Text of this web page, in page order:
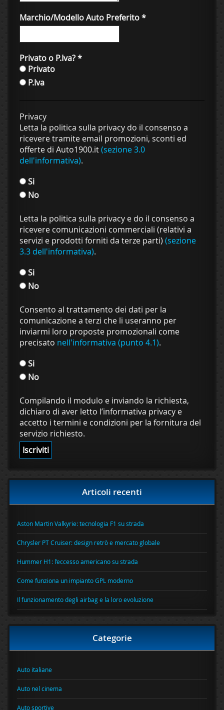
Marchio/Modello Auto Preferito*
Privato o P.Iva?*
Privato
P.Iva
Privacy
Letta la politica sulla privacy do il consenso a
ricevere tramite email promozioni, sconti ed
offerte di Auto1900.it(sezione 3.0
dell'informativa).
Si
No
Letta la politica sulla privacy e do il consenso a
ricevere comunicazioni commerciali (relativi a
servizi e prodotti forniti da terze parti) (sezione
3.3 dell'informativa).
Si
No
Consento al trattamento dei dati per la
comunicazione a terzi che li useranno per
inviarmi loro proposte promozionali come
precisato nell'informativa (punto 4.1).
Si
No
Compilando il modulo e inviando la richiesta,
dichiaro di aver letto l’informativa privacy e
accetto i termini e condizioni per la fornitura del
servizio richiesto.
Articoli recenti
Aston Martin Valkyrie: tecnologia F1 su strada
Chrysler PT Cruiser: design retrò e mercato globale
Hummer H1: l’eccesso americano su strada
Come funziona un impianto GPL moderno
Il funzionamento degli airbag e la loro evoluzione
Categorie
Auto italiane
Auto nel cinema
Auto sportive